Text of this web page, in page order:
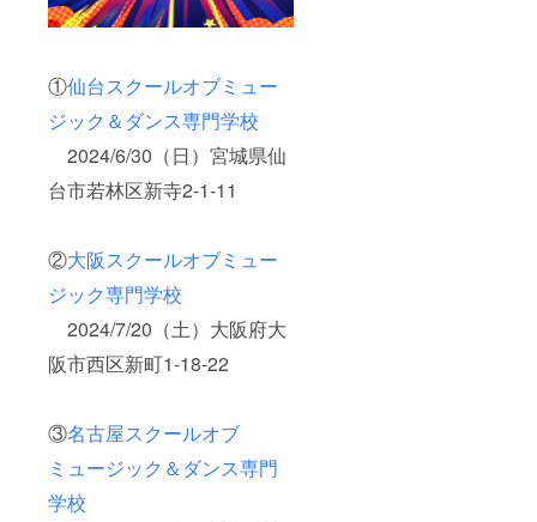
①仙台スクールオブミュー
ジック＆ダンス専門学校
2024/6/30（日）宮城県仙
台市若林区新寺2-1-11
②大阪スクールオブミュー
ジック専門学校
2024/7/20（土）大阪府大
阪市西区新町1-18-22
③名古屋スクールオブ
ミュージック＆ダンス専門
学校